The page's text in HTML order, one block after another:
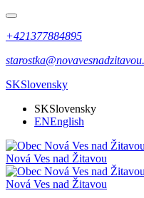
+421377884895
SKSlovensky
SKSlovensky
ENEnglish
Nová Ves nad Žitavou
Nová Ves nad Žitavou